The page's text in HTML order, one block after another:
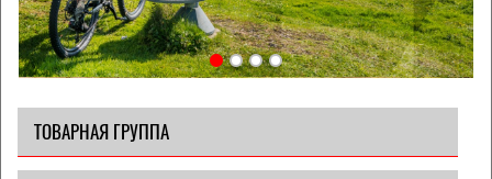
ТОВАРНАЯ ГРУППА